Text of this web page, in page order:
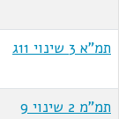
תמ"א 3 שינוי 11ג
תמ"מ 2 שינוי 9